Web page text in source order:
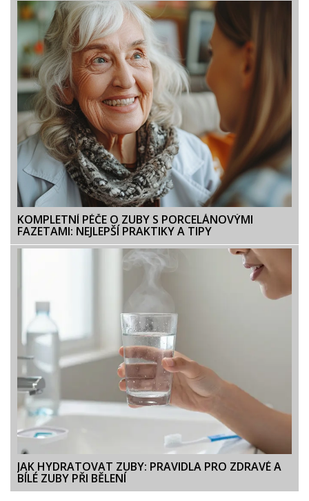
KOMPLETNÍ PÉČE O ZUBY S PORCELÁNOVÝMI
FAZETAMI: NEJLEPŠÍ PRAKTIKY A TIPY
JAK HYDRATOVAT ZUBY: PRAVIDLA PRO ZDRAVÉ A
BÍLÉ ZUBY PŘI BĚLENÍ